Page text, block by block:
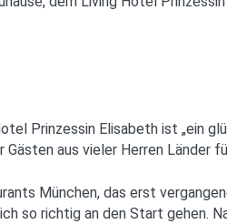
Prinzessin Elisabeth ist „ein
aus vieler Herren Länder
München, das erst
so richtig an den Start gehen.